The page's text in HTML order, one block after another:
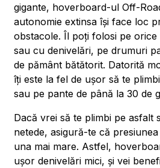
gigante, hoverboard-ul Off-
autonomie extinsa își face loc
obstacole. Îl poți folosi pe
sau cu denivelări, pe drumuri
de pământ bătătorit. Datorită
îți este la fel de ușor să te
sau pe pante de până la 30 de
Dacă vrei să te plimbi pe asfalt
netede, asigură-te că
una mai mare. Astfel,
ușor denivelări mici, și vei